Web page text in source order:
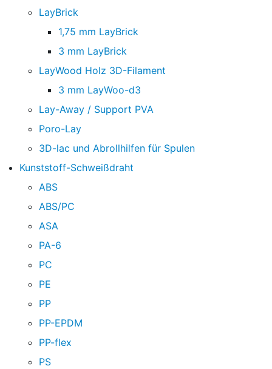
LayBrick
1,75 mm LayBrick
3 mm LayBrick
LayWood Holz 3D-Filament
3 mm LayWoo-d3
Lay-Away / Support PVA
Poro-Lay
3D-lac und Abrollhilfen für Spulen
Kunststoff-Schweißdraht
ABS
ABS/PC
ASA
PA-6
PC
PE
PP
PP-EPDM
PP-flex
PS